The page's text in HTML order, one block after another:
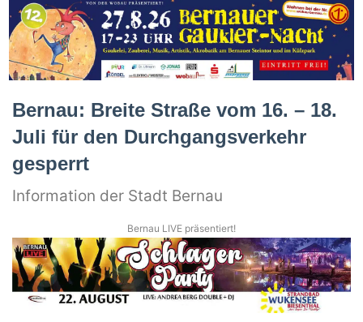
Bernau: Breite Straße vom 16. – 18.
Juli für den Durchgangsverkehr
gesperrt
Information der Stadt Bernau
Bernau LIVE präsentiert!